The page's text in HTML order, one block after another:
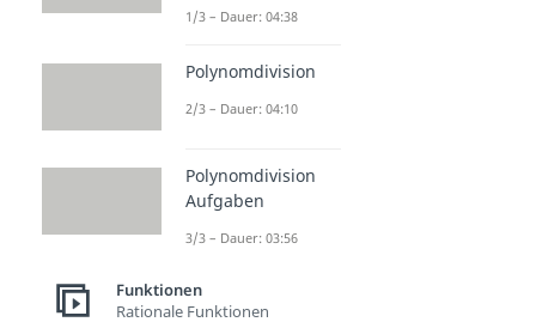
1/3 – Dauer: 04:38
Polynomdivision
2/3 – Dauer: 04:10
Polynomdivision
Aufgaben
3/3 – Dauer: 03:56
Funktionen
Rationale Funktionen